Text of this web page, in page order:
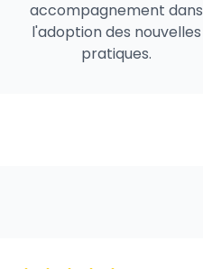
accompagnement dans
l'adoption des nouvelles
pratiques.